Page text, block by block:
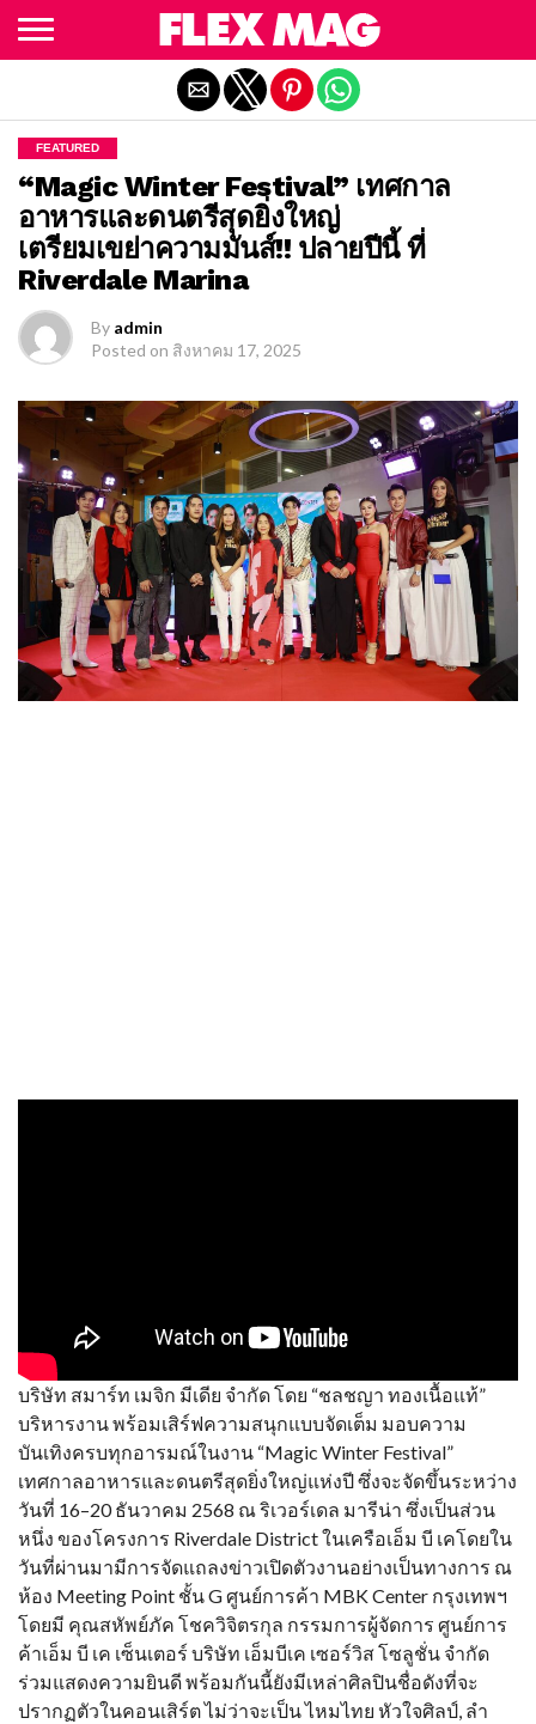
FEATURED
“Magic Winter Festival” เทศกาล
อาหารและดนตรีสุดยิ่งใหญ่
เตรียมเขย่าความมันส์!! ปลายปีนี้ ที่
Riverdale Marina
By admin
Posted on สิงหาคม 17, 2025
บริษัท สมาร์ท เมจิก มีเดีย จำกัด โดย “ชลชญา ทองเนื้อแท้”
บริหารงาน พร้อมเสิร์ฟความสนุกแบบจัดเต็ม มอบความ
บันเทิงครบทุกอารมณ์ในงาน “Magic Winter Festival”
เทศกาลอาหารและดนตรีสุดยิ่งใหญ่แห่งปี ซึ่งจะจัดขึ้นระหว่าง
วันที่ 16–20 ธันวาคม 2568 ณ ริเวอร์เดล มารีน่า ซึ่งเป็นส่วน
หนึ่ง ของโครงการ Riverdale District ในเครือเอ็ม บี เคโดยใน
วันที่ผ่านมามีการจัดแถลงข่าวเปิดตัวงานอย่างเป็นทางการ ณ
ห้อง Meeting Point ชั้น G ศูนย์การค้า MBK Center กรุงเทพฯ
โดยมี คุณสหัพย์ภัค โชควิจิตรกุล กรรมการผู้จัดการ ศูนย์การ
ค้าเอ็ม บี เค เซ็นเตอร์ บริษัท เอ็มบีเค เซอร์วิส โซลูชั่น จำกัด
ร่วมแสดงความยินดี พร้อมกันนี้ยังมีเหล่าศิลปินชื่อดังที่จะ
ปรากฏตัวในคอนเสิร์ต ไม่ว่าจะเป็น ไหมไทย หัวใจศิลป์, ลำ
Exit mobile version